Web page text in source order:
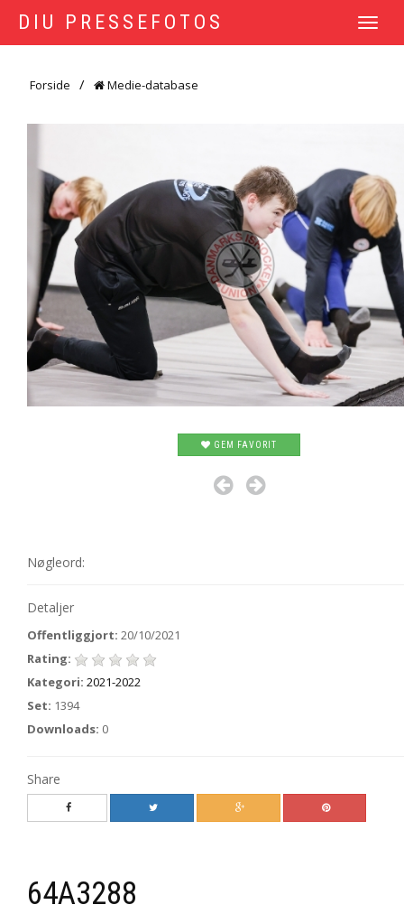
DIU PRESSEFOTOS
TOGGLE
Forside Medie-database
GEM FAVORIT
Nøgleord:
Detaljer
Offentliggjort: 20/10/2021
Rating:
Kategori: 2021-2022
Set: 1394
Downloads: 0
Share
64A3288